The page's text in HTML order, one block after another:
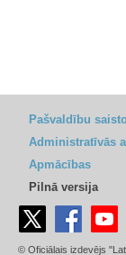
Pašvaldību
Administratīvās
Apmācības
Pilnā versija
© Oficiālais izdevējs